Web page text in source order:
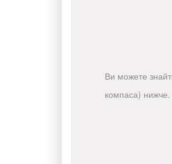
Ви можете
компаса)